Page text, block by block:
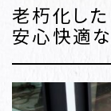
老朽化した
安心快適